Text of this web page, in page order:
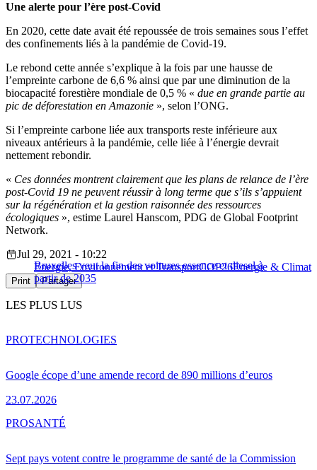
Une alerte pour l’ère post-Covid
En 2020, cette date avait été repoussée de trois semaines sous l’effet
des confinements liés à la pandémie de Covid-19.
Le rebond cette année s’explique à la fois par une hausse de
l’empreinte carbone de 6,6 % ainsi que par une diminution de la
biocapacité forestière mondiale de 0,5 % « due en grande partie au
pic de déforestation en Amazonie », selon l’ONG.
Si l’empreinte carbone liée aux transports reste inférieure aux
niveaux antérieurs à la pandémie, celle liée à l’énergie devrait
nettement rebondir.
« Ces données montrent clairement que les plans de relance de l’ère
post-Covid 19 ne peuvent réussir à long terme que s’ils s’appuient
sur la régénération et la gestion raisonnée des ressources
écologiques », estime Laurel Hanscom, PDG de Global Footprint
Network.
Bruxelles veut la fin des voitures essence et diesel à
partir de 2035
Jul 29, 2021 - 10:22
Energie, Environnement et TransportCOP26Energie & Climat
Print Partager
LES PLUS LUS
Google écope d’une amende record de 890 millions d’euros
23.07.2026
PROTECHNOLOGIES
Sept pays votent contre le programme de santé de la Commission
PROSANTÉ